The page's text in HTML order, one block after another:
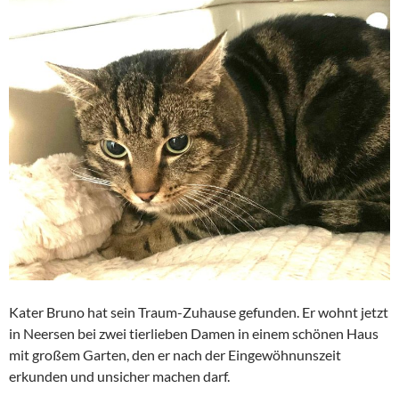
Kater Bruno hat sein Traum-Zuhause gefunden. Er wohnt jetzt
in Neersen bei zwei tierlieben Damen in einem schönen Haus
mit großem Garten, den er nach der Eingewöhnunszeit
erkunden und unsicher machen darf.